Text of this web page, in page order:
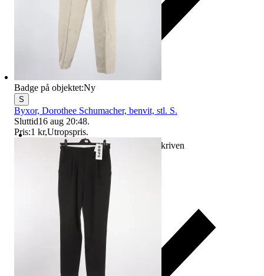
Ersättning om varan inte är som beskriven
Badge på objektet:Ny
S
Byxor, Dorothee Schumacher, benvit, stl. S.
Sluttid16 aug 20:48.
Pris:1 kr,Utropspris.